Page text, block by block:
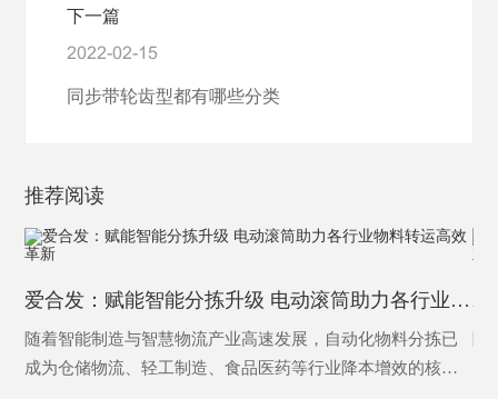
下一篇
2022-02-15
同步带轮齿型都有哪些分类
推荐阅读
爱合发：赋能智能分拣升级 电动滚筒助力各行业物料转运高效革新
随着智能制造与智慧物流产业高速发展，自动化物料分拣已
成为仓储物流、轻工制造、食品医药等行业降本增效的核心